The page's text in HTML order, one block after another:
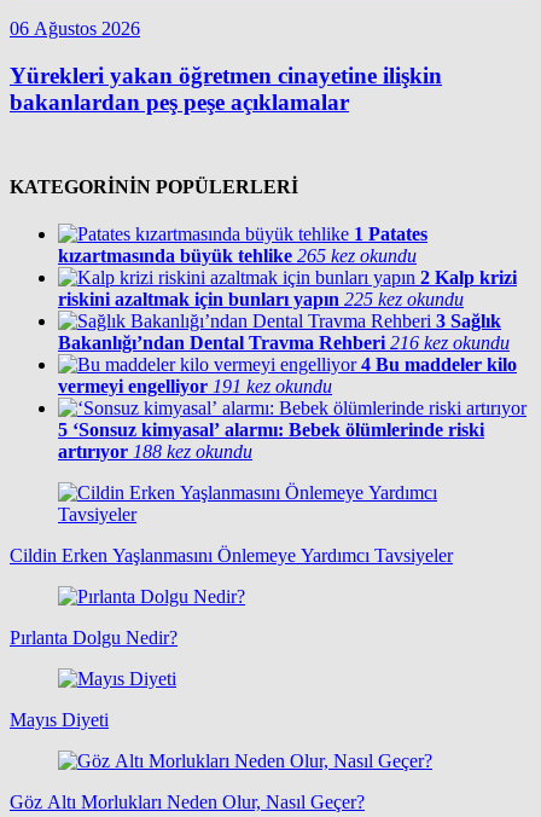
06 Ağustos 2026
Yürekleri yakan öğretmen cinayetine ilişkin
bakanlardan peş peşe açıklamalar
KATEGORİNİN POPÜLERLERİ
1 Patates
kızartmasında büyük tehlike 265 kez okundu
2 Kalp krizi
riskini azaltmak için bunları yapın 225 kez okundu
3 Sağlık
Bakanlığı’ndan Dental Travma Rehberi 216 kez okundu
4 Bu maddeler kilo
vermeyi engelliyor 191 kez okundu
5 ‘Sonsuz kimyasal’ alarmı: Bebek ölümlerinde riski
artırıyor 188 kez okundu
Cildin Erken Yaşlanmasını Önlemeye Yardımcı Tavsiyeler
Pırlanta Dolgu Nedir?
Mayıs Diyeti
Göz Altı Morlukları Neden Olur, Nasıl Geçer?